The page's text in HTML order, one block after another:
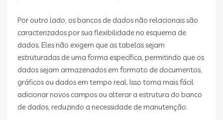
Por outro lado, os bancos de dados não relacionais são
caracterizados por sua flexibilidade no esquema de
dados. Eles não exigem que as tabelas sejam
estruturadas de uma forma específica, permitindo que os
dados sejam armazenados em formato de documentos,
gráficos ou dados em tempo real. Isso torna mais fácil
adicionar novos campos ou alterar a estrutura do banco
de dados, reduzindo a necessidade de manutenção.